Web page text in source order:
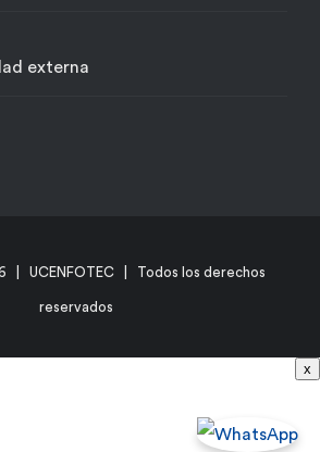
externa
| UCENFOTEC | Todos los derechos
reservados
x